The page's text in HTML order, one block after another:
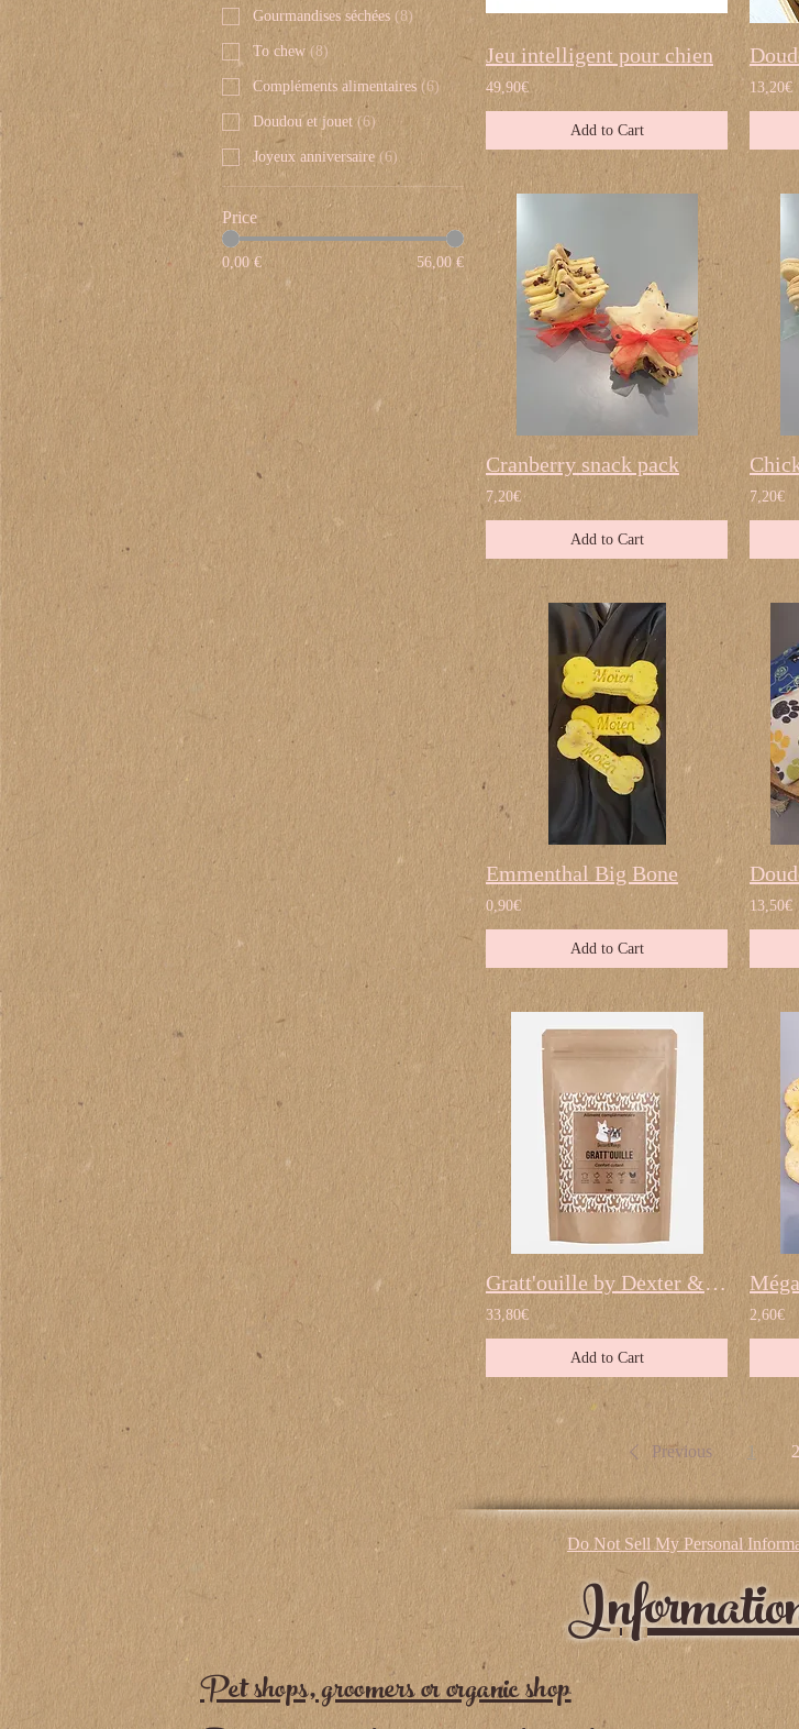
Gourmandises séchées (8)
To chew (8)
Compléments alimentaires (6)
Doudou et jouet (6)
Joyeux anniversaire (6)
Price
0,00 € 56,00 €
Jeu intelligent pour chien
49,90€
Add to Cart
13,20€
Cranberry snack pack
7,20€
Add to Cart
7,20€
Emmenthal Big Bone
0,90€
Add to Cart
13,50€
Gratt'ouille by Dexter & Mango
33,80€
Add to Cart
2,60€
Previous 1 2
Do Not Sell My Personal
Pet shops, groomers or organic shop